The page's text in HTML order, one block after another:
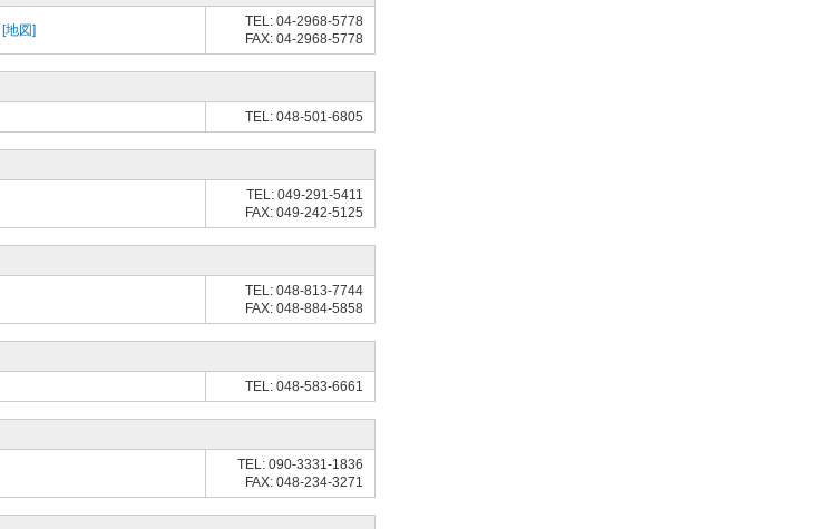
[地図]
TEL: 04-2968-5778
FAX: 04-2968-5778
TEL: 048-501-6805
TEL: 049-291-5411
FAX: 049-242-5125
TEL: 048-813-7744
FAX: 048-884-5858
TEL: 048-583-6661
TEL: 090-3331-1836
FAX: 048-234-3271